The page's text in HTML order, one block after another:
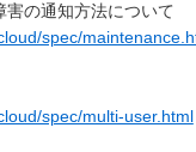
の通知方法について
spec/
spec/multi-user.html